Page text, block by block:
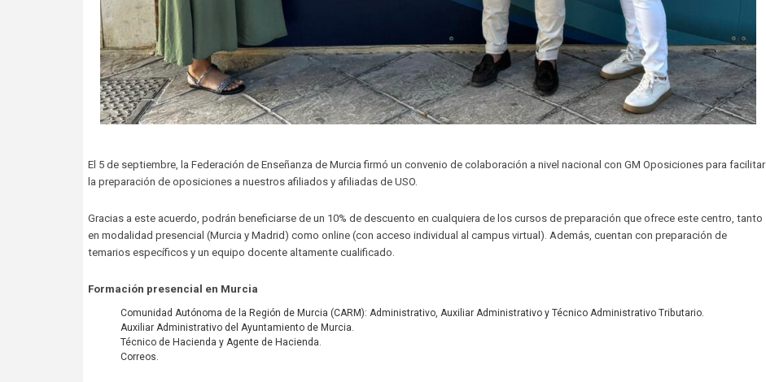
El 5 de septiembre, la Federación de Enseñanza de Murcia firmó un convenio de colaboración a nivel nacional con GM Oposiciones para facilitar
la preparación de oposiciones a nuestros afiliados y afiliadas de USO.
Gracias a este acuerdo, podrán beneficiarse de un 10% de descuento en cualquiera de los cursos de preparación que ofrece este centro, tanto
en modalidad presencial (Murcia y Madrid) como online (con acceso individual al campus virtual). Además, cuentan con preparación de
temarios específicos y un equipo docente altamente cualificado.
Formación presencial en Murcia
Comunidad Autónoma de la Región de Murcia (CARM): Administrativo, Auxiliar Administrativo y Técnico Administrativo Tributario.
Auxiliar Administrativo del Ayuntamiento de Murcia.
Técnico de Hacienda y Agente de Hacienda.
Correos.